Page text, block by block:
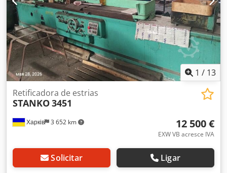
1 / 13
Харків 3 652 km
Retificadora de estrias
STANKO3451
12 500 €
EXW VB acresce IVA
Solicitar Ligar